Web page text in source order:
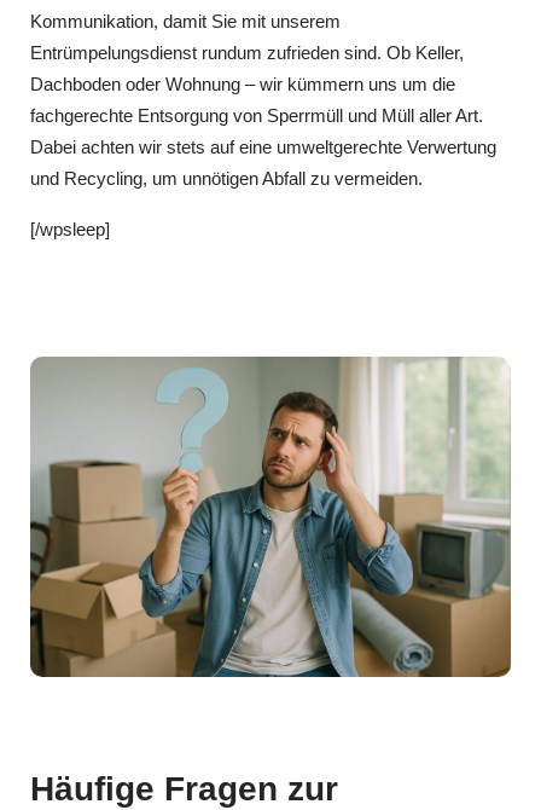
Kommunikation, damit Sie mit unserem
Entrümpelungsdienst rundum zufrieden sind. Ob Keller,
Dachboden oder Wohnung – wir kümmern uns um die
fachgerechte Entsorgung von Sperrmüll und Müll aller Art.
Dabei achten wir stets auf eine umweltgerechte Verwertung
und Recycling, um unnötigen Abfall zu vermeiden.
[/wpsleep]
Häufige Fragen zur